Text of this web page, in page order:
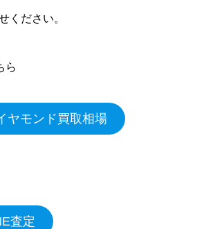
ください。
ら
ヤモンド買取相場
査定